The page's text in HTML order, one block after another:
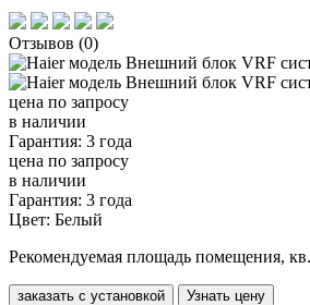
Отзывов (0)
цена по запросу
в наличии
Гарантия: 3 года
цена по запросу
в наличии
Гарантия: 3 года
Цвет: Белый
Рекомендуемая площадь помещения,
заказать с установкой Узнать цену